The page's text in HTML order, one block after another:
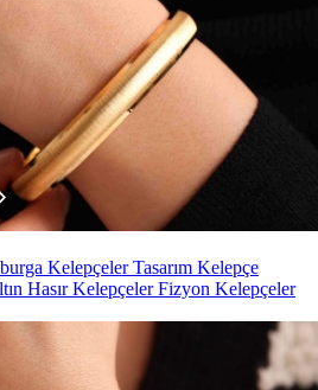
KelepçelerTasarım Kelepçe
Hasır KelepçelerFizyon Kelepçeler